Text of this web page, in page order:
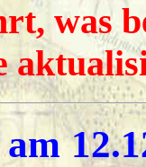
was